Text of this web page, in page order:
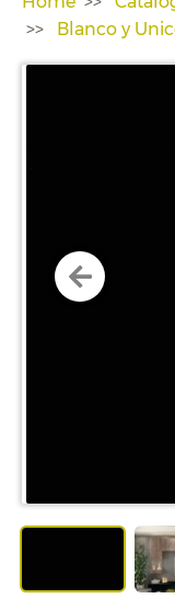
Blanco y